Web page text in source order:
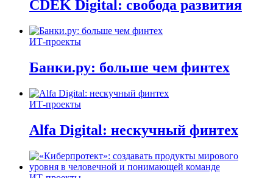
CDEK Digital: свобода развития
ИТ-проекты
Банки.ру: больше чем финтех
ИТ-проекты
Alfa Digital: нескучный финтех